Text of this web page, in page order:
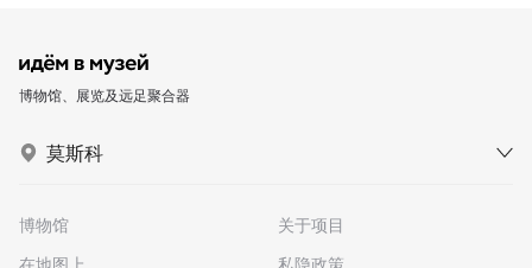
博物馆、展览及远足聚合器
莫斯科
博物馆
关于项目